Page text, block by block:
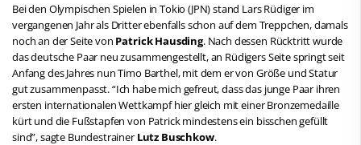
Bei den Olympischen Spielen in Tokio (JPN) stand Lars Rüdiger im
vergangenen Jahr als Dritter ebenfalls schon auf dem Treppchen, damals
noch an der Seite von Patrick Hausding. Nach dessen Rücktritt wurde
das deutsche Paar neu zusammengestellt, an Rüdigers Seite springt seit
Anfang des Jahres nun Timo Barthel, mit dem er von Größe und Statur
gut zusammenpasst. “Ich habe mich gefreut, dass das junge Paar ihren
ersten internationalen Wettkampf hier gleich mit einer Bronzemedaille
kürt und die Fußstapfen von Patrick mindestens ein bisschen gefüllt
sind”, sagte Bundestrainer Lutz Buschkow.